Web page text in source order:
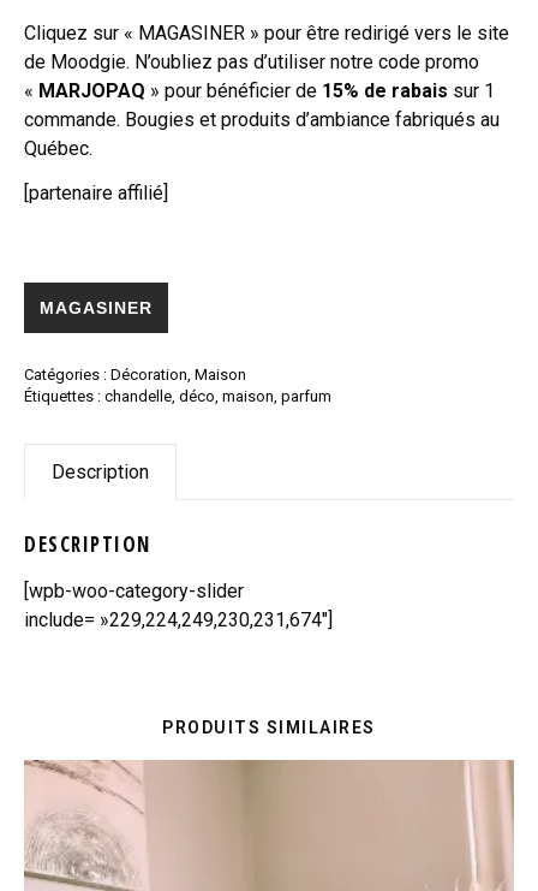
Cliquez sur « MAGASINER » pour être redirigé vers le site
de Moodgie. N’oubliez pas d’utiliser notre code promo
« MARJOPAQ » pour bénéficier de 15% de rabais sur 1
commande. Bougies et produits d’ambiance fabriqués au
Québec.
[partenaire affilié]
MAGASINER
Catégories : Décoration Maison
Étiquettes : chandelle déco maison parfum
Description
DESCRIPTION
[wpb-woo-category-slider
include= »229,224,249,230,231,674″]
PRODUITS SIMILAIRES